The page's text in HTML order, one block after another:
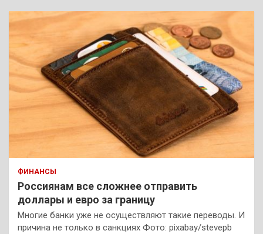
ФИНАНСЫ
Россиянам все сложнее отправить
доллары и евро за границу
Многие банки уже не осуществляют такие переводы. И
причина не только в санкциях Фото: pixabay/stevepb